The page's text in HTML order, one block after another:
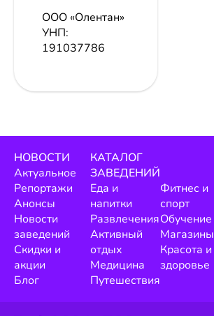
ООО «Олентан»
УНП:
191037786
НОВОСТИ
Актуальное
Репортажи
Анонсы
Новости
заведений
Скидки и
акции
Блог
КАТАЛОГ
ЗАВЕДЕНИЙ
Еда и
напитки
Развлечения
Активный
отдых
Медицина
Путешествия
Фитнес и
спорт
Обучение
Магазины
Красота и
здоровье